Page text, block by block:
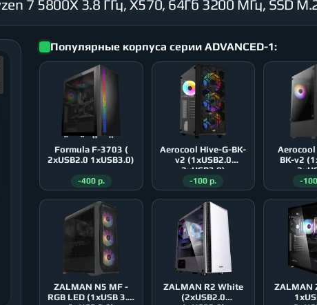
Популярные корпуса серии ADVANCED-1:
Formula F-3703 (
2xUSB2.0 1xUSB3.0)
-400 р.
Aerocool Hive-G-BK-
v2 (1xUSB2.0
2xUSB3.0)
-100 р.
Aerocool
BK-v2
-
ZALMAN N5 MF -
RGB LED (1xUSB 3.0,
ZALMAN R2 White
(2xUSB2.0
ZALMAN